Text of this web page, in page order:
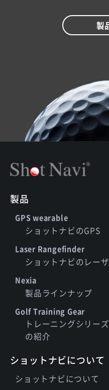
製
製品
GPS wearable
ショットナビのGPS
Laser Rangefinder
ショットナビのレー
Nexia
製品ラインナップ
Golf Training Gear
トレーニングシリーズ
の紹介
ショットナビについて
ショットナビについて